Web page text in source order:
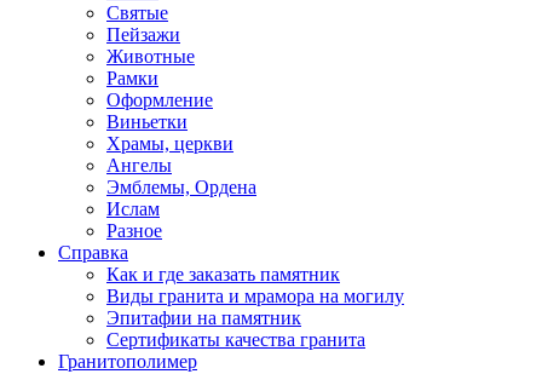
Святые
Пейзажи
Животные
Рамки
Оформление
Виньетки
Храмы, церкви
Ангелы
Эмблемы, Ордена
Ислам
Разное
Справка
Как и где заказать памятник
Виды гранита и мрамора на могилу
Эпитафии на памятник
Сертификаты качества гранита
Гранитополимер